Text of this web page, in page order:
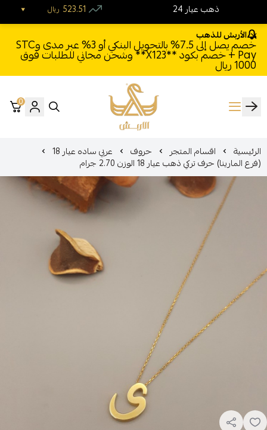
الأربش للذهب
خصم يصل إلى 7.5% بالتحويل البنكي أو 3% عبر مدى وSTC
Pay + خصم بكود **X123** وشحن مجاني للطلبات فوق
1000 ريال
الأربش للذهب
0
الرئيسية اقسام المتجر حروف عربي ساده عيار 18
(فرع المارينا) حرف تركي ذهب عيار 18 الوزن 2.70 جرام
24 ذهب عيار ريال 523.51